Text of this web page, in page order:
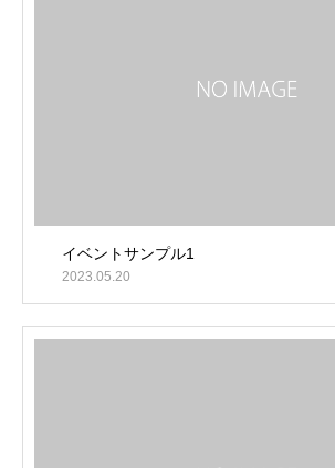
イベントサンプル1
2023.05.20